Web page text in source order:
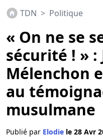
TDN > Politique
« On ne se
sécurité ! » :
Mélenchon
au
musulmane
Publié par Elodie le 28 Avr